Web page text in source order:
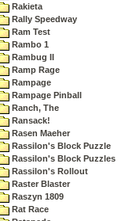
Rakieta
Rally Speedway
Ram Test
Rambo 1
Rambug II
Ramp Rage
Rampage
Rampage Pinball
Ranch, The
Ransack!
Rasen Maeher
Rassilon's Block Puzzle
Rassilon's Block Puzzles
Rassilon's Rollout
Raster Blaster
Raszyn 1809
Rat Race